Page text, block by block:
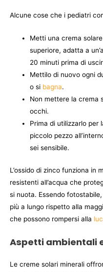
Alcune cose che i pediatri
Metti una crema
superiore, adatta a
20 minuti prima di
Mettilo di nuovo ogni
o si bagna.
Non mettere la crema
occhi.
Prima di utilizzarlo per
piccolo pezzo
sei sensibile.
L’ossido di zinco funziona in
resistenti all’acqua che
si nuota. Essendo
più a lungo rispetto alla
che possono rompersi alla
Aspetti ambientali
Le creme solari minerali